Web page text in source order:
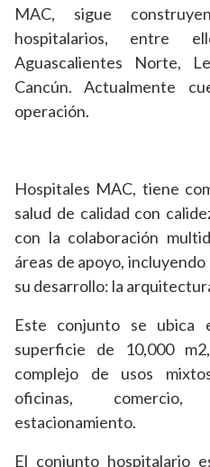
MAC, sigue
hospitalarios, entre
Aguascalientes Norte,
Cancún. Actualmente
operación.
Hospitales MAC, tiene
salud de calidad con
con la colaboración
áreas de apoyo,
su desarrollo: la
Este conjunto se
superficie de 10,000
complejo de usos
oficinas,
estacionamiento.
El conjunto hospitalario